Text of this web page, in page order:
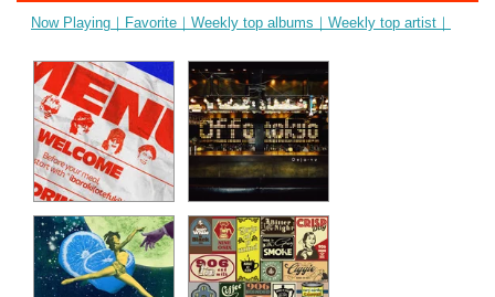
Now Playing｜ Favorite｜ Weekly top albums｜ Weekly top artist｜
ibaraki(otefuki)
Geloomy
シンデレラ
Offo tokyo